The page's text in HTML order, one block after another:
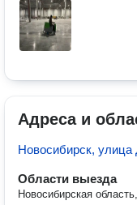
Адреса и
Новосибирск, улица
Области выезда
Новосибирская